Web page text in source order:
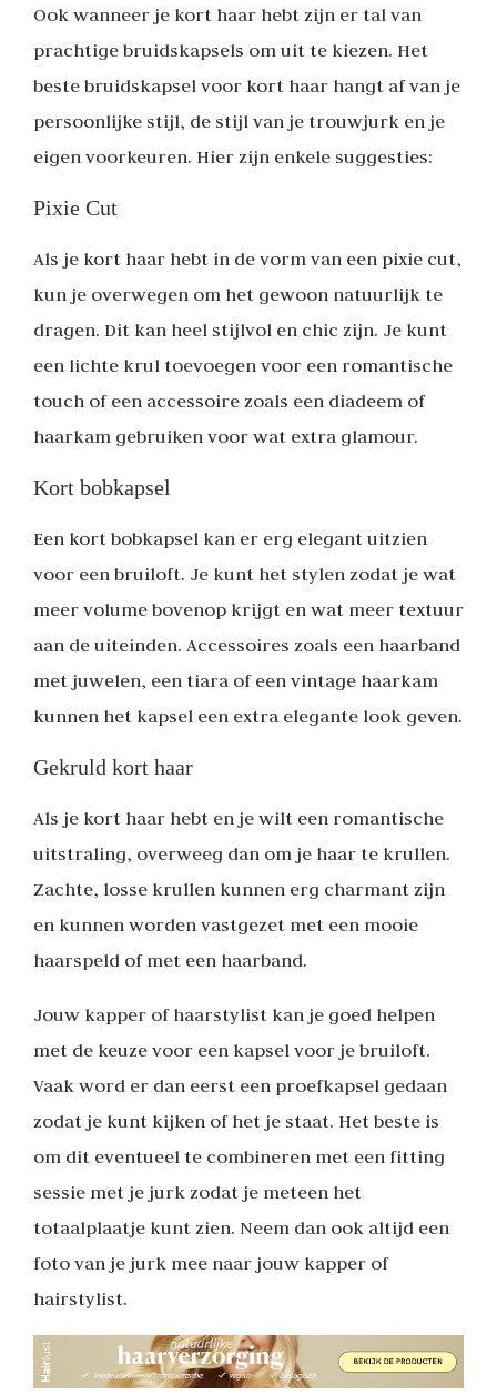
Ook wanneer je kort haar hebt zijn er tal van
prachtige bruidskapsels om uit te kiezen. Het
beste bruidskapsel voor kort haar hangt af van je
persoonlijke stijl, de stijl van je trouwjurk en je
eigen voorkeuren. Hier zijn enkele suggesties:
Pixie Cut
Als je kort haar hebt in de vorm van een pixie cut,
kun je overwegen om het gewoon natuurlijk te
dragen. Dit kan heel stijlvol en chic zijn. Je kunt
een lichte krul toevoegen voor een romantische
touch of een accessoire zoals een diadeem of
haarkam gebruiken voor wat extra glamour.
Kort bobkapsel
Een kort bobkapsel kan er erg elegant uitzien
voor een bruiloft. Je kunt het stylen zodat je wat
meer volume bovenop krijgt en wat meer textuur
aan de uiteinden. Accessoires zoals een haarband
met juwelen, een tiara of een vintage haarkam
kunnen het kapsel een extra elegante look geven.
Gekruld kort haar
Als je kort haar hebt en je wilt een romantische
uitstraling, overweeg dan om je haar te krullen.
Zachte, losse krullen kunnen erg charmant zijn
en kunnen worden vastgezet met een mooie
haarspeld of met een haarband.
Jouw kapper of haarstylist kan je goed helpen
met de keuze voor een kapsel voor je bruiloft.
Vaak word er dan eerst een proefkapsel gedaan
zodat je kunt kijken of het je staat. Het beste is
om dit eventueel te combineren met een fitting
sessie met je jurk zodat je meteen het
totaalplaatje kunt zien. Neem dan ook altijd een
foto van je jurk mee naar jouw kapper of
hairstylist.